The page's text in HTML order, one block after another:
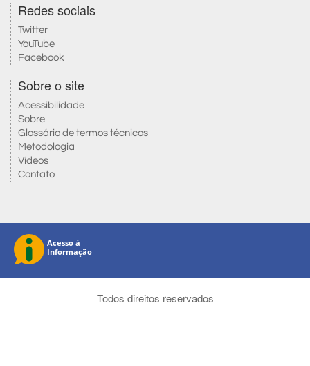
Redes sociais
Twitter
YouTube
Facebook
Sobre o site
Acessibilidade
Sobre
Glossário de termos técnicos
Metodologia
Vídeos
Contato
Todos direitos reservados